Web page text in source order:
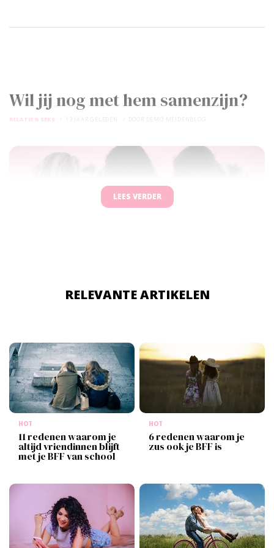
Wil jij nog met hem samenzijn?
RELATIE & SEKS
LEES VERDER
RELEVANTE ARTIKELEN
HOT
11 redenen waarom je
altijd vriendinnen blijft
met je BFF van school
HOT
6 redenen waarom je
zus ook je BFF is